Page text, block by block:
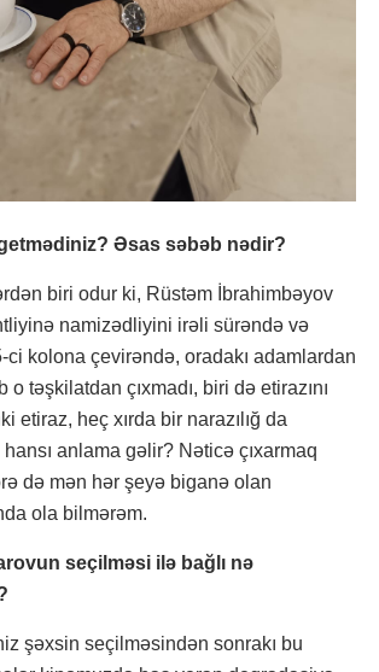
Əsas səbəb nədir?
biri odur ki, Rüstəm İbrahimbəyov
namizədliyini irəli sürəndə və
ci kolona çevirəndə, oradakı adamlardan
o təşkilatdan çıxmadı, biri də etirazını
etiraz, heç xırda bir narazılığ da
anlama gəlir? Nəticə çıxarmaq
də mən hər şeyə biganə olan
ola bilmərəm.
seçilməsi ilə bağlı nə
şəxsin seçilməsindən sonrakı bu